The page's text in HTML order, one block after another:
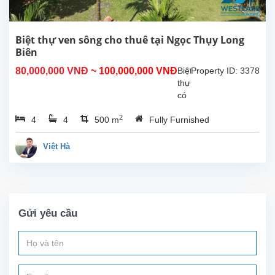
hiện
tiện
lịch
chất...
Biệt thự ven sông cho thuê tại Ngọc Thụy Long
Biên
80,000,000 VNĐ ~ 100,000,000 VNĐ Property ID: 3378
Biệt
thự
có
vườn
lớn
Đây
ngôi
nhà
4 4 500 m2 Fully Furnished
Việt Hà
Gửi yêu cầu